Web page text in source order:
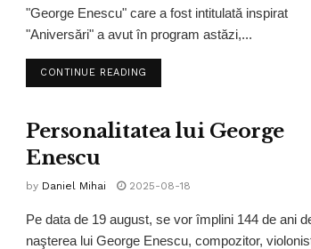
"George Enescu" care a fost intitulată inspirat
"Aniversări" a avut în program astăzi,...
CONTINUE READING
Personalitatea lui George
Enescu
by Daniel Mihai 2025-08-18
Pe data de 19 august, se vor împlini 144 de ani
naşterea lui George Enescu, compozitor,